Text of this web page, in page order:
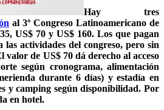
Hay tres
al 3º Congreso Latinoamericano de
US$ 70 y US$ 160. Los que pagan
las actividades del congreso, pero sin
valor de US$ 70 dá derecho al acceso
según cronograma, alimentación
durante 6 días) y estadía en
y camping según disponibilidad. Por
en hotel.